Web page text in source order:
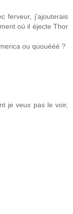
ferveur, j'ajouterais
où il éjecte Thor
ou quouééé ?
je veux pas le voir,